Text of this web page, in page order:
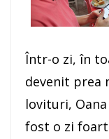
Într-o zi, în
devenit prea
lovituri,
fost o zi